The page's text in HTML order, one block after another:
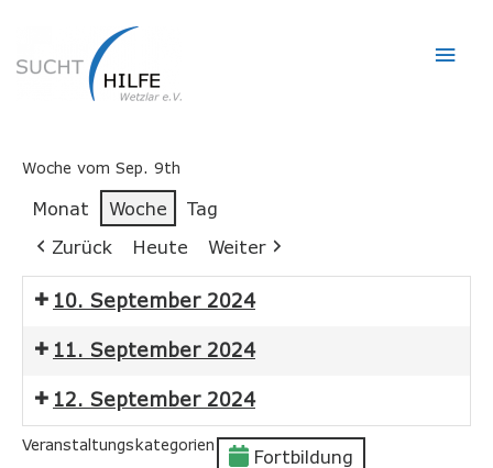
Woche vom Sep. 9th
Monat Woche
Tag
Zurück
Heute Weiter
10. September 2024
11. September 2024
12. September 2024
Veranstaltungskategorien
Fortbildung